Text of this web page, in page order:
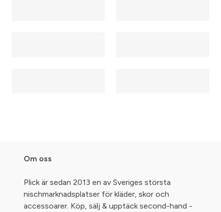
Om oss
Plick är sedan 2013 en av Sveriges största
nischmarknadsplatser för kläder, skor och
accessoarer. Köp, sälj & upptäck second-hand -